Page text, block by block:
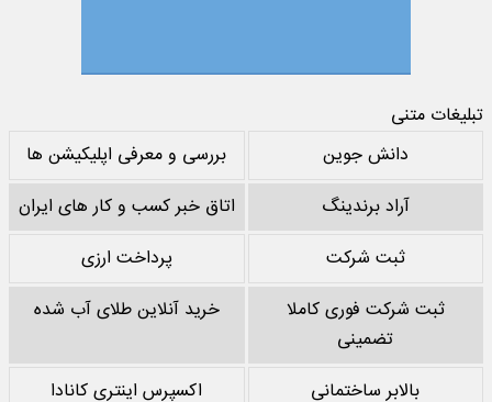
تبلیغات متنی
دانش جوین
بررسی و معرفی اپلیکیشن ها
آراد برندینگ
اتاق خبر کسب و کار های ایران
ثبت شرکت
پرداخت ارزی
ثبت شرکت فوری کاملا
تضمینی
خرید آنلاین طلای آب شده
بالابر ساختمانی اکسپرس اینتری کانادا